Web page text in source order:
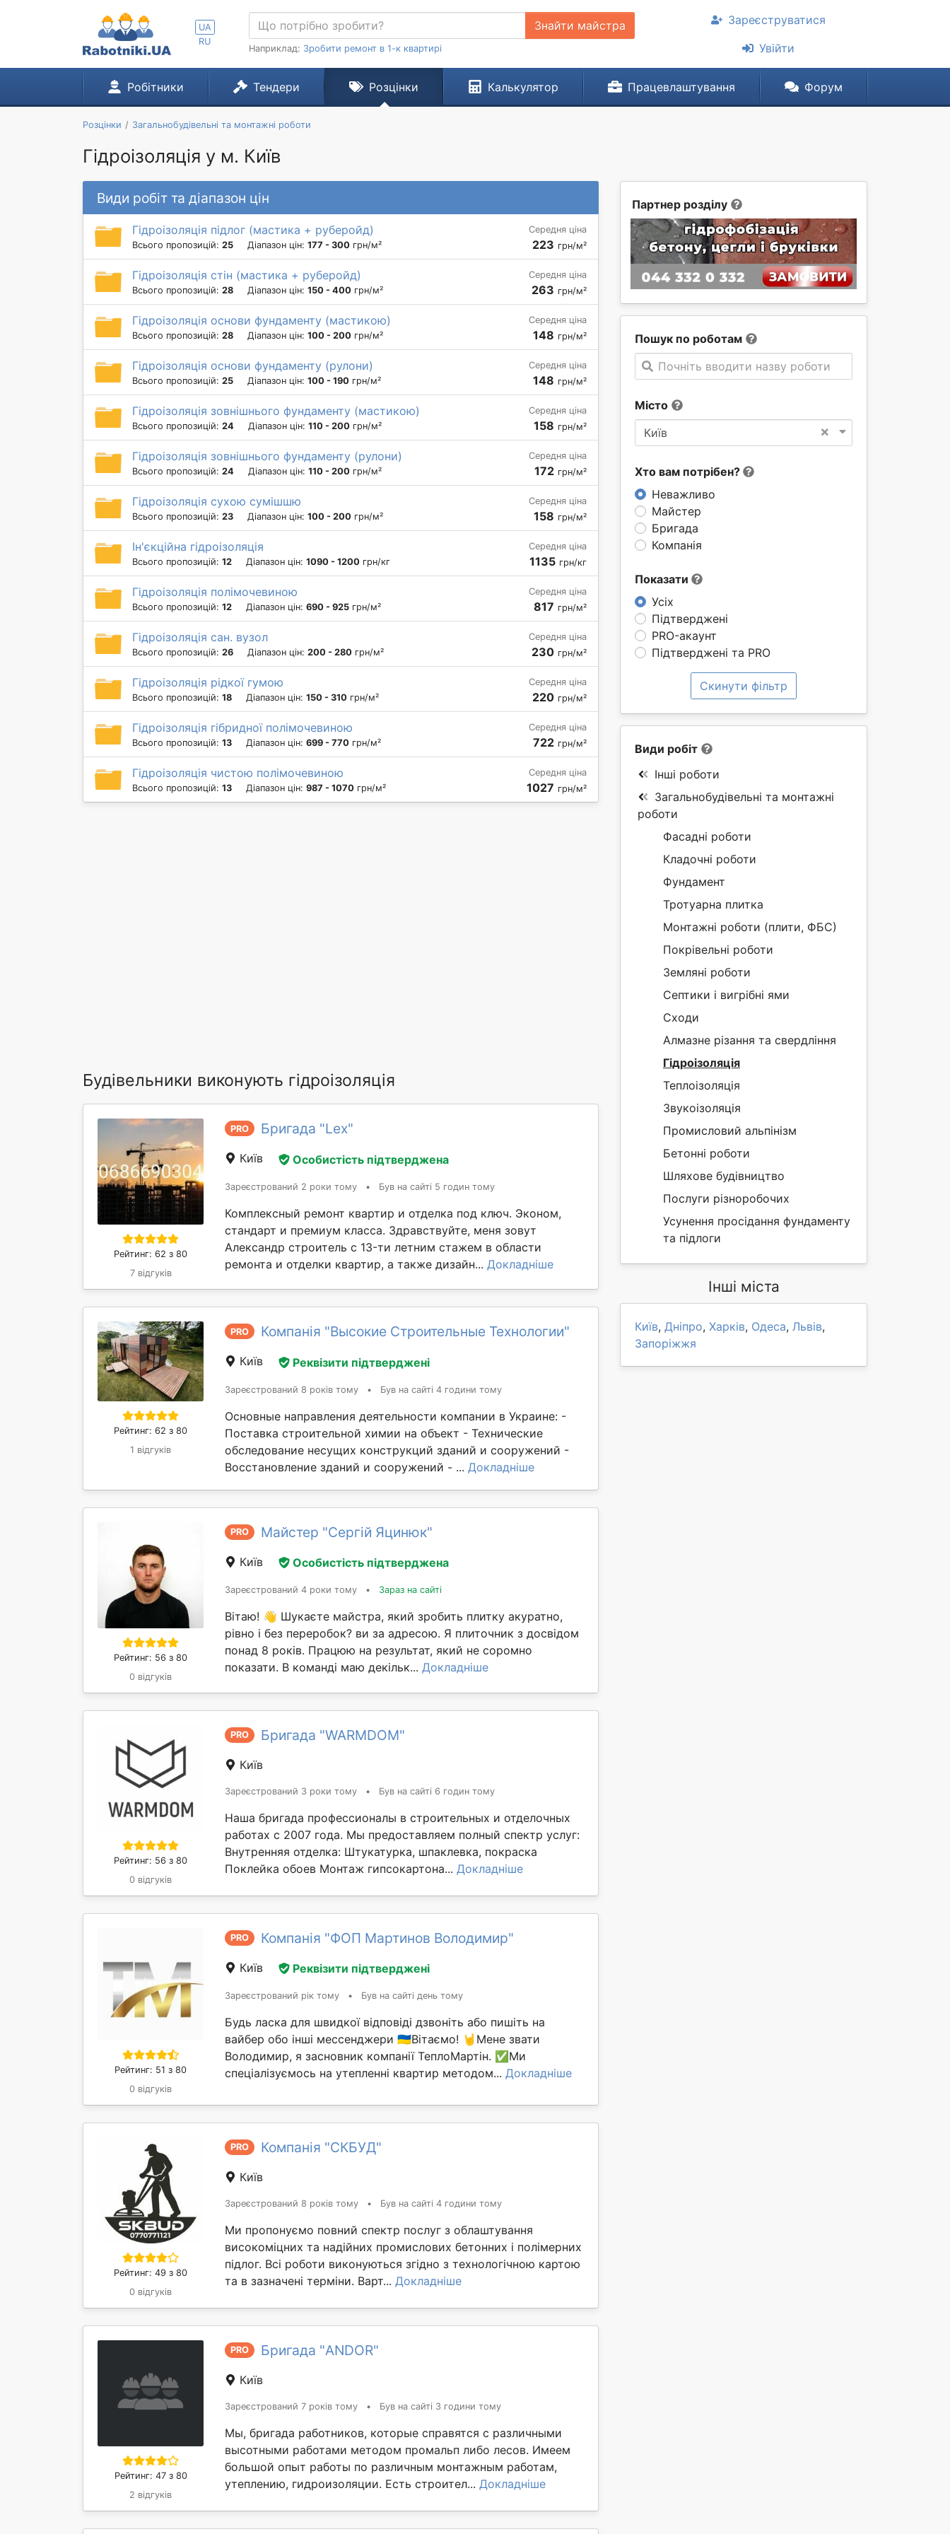
UA
RU
Знайти майстра
Наприклад: Зробити ремонт в 1-к квартирі
Зареєструватися
Увійти
Робітники Тендери Розцінки Калькулятор Працевлаштування Форум
Розцінки Загальнобудівельні та монтажні роботи
Гідроізоляція у м. Київ
Партнер розділу
Пошук по роботам
Почніть вводити назву роботи
Місто
×
Київ
Хто вам потрібен?
Неважливо
Майстер
Бригада
Компанія
Показати
Усіх
Підтверджені
PRO-акаунт
Підтверджені та PRO
Скинути фільтр
Види робіт та діапазон цін
Гідроізоляція підлог (мастика + руберойд)
Всього пропозицій: 25 Діапазон цін: 177 - 300 грн/м²
Середня ціна
223 грн/м²
Гідроізоляція стін (мастика + руберойд)
Всього пропозицій: 28 Діапазон цін: 150 - 400 грн/м²
Середня ціна
263 грн/м²
Гідроізоляція основи фундаменту (мастикою)
Всього пропозицій: 28 Діапазон цін: 100 - 200 грн/м²
Середня ціна
148 грн/м²
Гідроізоляція основи фундаменту (рулони)
Всього пропозицій: 25 Діапазон цін: 100 - 190 грн/м²
Середня ціна
148 грн/м²
Гідроізоляція зовнішнього фундаменту (мастикою)
Всього пропозицій: 24 Діапазон цін: 110 - 200 грн/м²
Середня ціна
158 грн/м²
Гідроізоляція зовнішнього фундаменту (рулони)
Всього пропозицій: 24 Діапазон цін: 110 - 200 грн/м²
Середня ціна
172 грн/м²
Гідроізоляція сухою сумішшю
Всього пропозицій: 23 Діапазон цін: 100 - 200 грн/м²
Середня ціна
158 грн/м²
Ін'єкційна гідроізоляція
Всього пропозицій: 12 Діапазон цін: 1090 - 1200 грн/кг
Середня ціна
1135 грн/кг
Гідроізоляція полімочевиною
Всього пропозицій: 12 Діапазон цін: 690 - 925 грн/м²
Середня ціна
817 грн/м²
Гідроізоляція сан. вузол
Всього пропозицій: 26 Діапазон цін: 200 - 280 грн/м²
Середня ціна
230 грн/м²
Гідроізоляція рідкої гумою
Всього пропозицій: 18 Діапазон цін: 150 - 310 грн/м²
Середня ціна
220 грн/м²
Гідроізоляція гібридної полімочевиною
Всього пропозицій: 13 Діапазон цін: 699 - 770 грн/м²
Середня ціна
722 грн/м²
Гідроізоляція чистою полімочевиною
Всього пропозицій: 13 Діапазон цін: 987 - 1070 грн/м²
Середня ціна
1027 грн/м²
Будівельники виконують гідроізоляція
Рейтинг: 62 з 80
7 відгуків
PRO Бригада "Lex"
Київ Особистість підтверджена
Зареєстрований 2 роки тому • Був на сайті 5 годин тому
Комплексный ремонт квартир и отделка под ключ. Эконом,
стандарт и премиум класса. Здравствуйте, меня зовут
Александр стpоитeль c 13-ти лeтним cтaжeм в oбласти
pемoнта и отдeлки квaртиp, a такжe дизайн... Докладніше
Рейтинг: 62 з 80
1 відгуків
PRO Компанія "Высокие Строительные Технологии"
Київ Реквізити підтверджені
Зареєстрований 8 років тому • Був на сайті 4 години тому
Основные направления деятельности компании в Украине: -
Поставка строительной химии на объект - Технические
обследование несущих конструкций зданий и сооружений -
Восстановление зданий и сооружений - ... Докладніше
Рейтинг: 56 з 80
0 відгуків
PRO Майстер "Сергій Яцинюк"
Київ Особистість підтверджена
Зареєстрований 4 роки тому • Зараз на сайті
Вітаю! 👋 Шукаєте майстра, який зробить плитку акуратно,
рівно і без переробок? ви за адресою. Я плиточник з досвідом
понад 8 років. Працюю на результат, який не соромно
показати. В команді маю декільк... Докладніше
Рейтинг: 56 з 80
0 відгуків
PRO Бригада "WARMDOM"
Київ
Зареєстрований 3 роки тому • Був на сайті 6 годин тому
Наша бригада профессионалы в строительных и отделочных
работах с 2007 года. Мы предоставляем полный спектр услуг:
Внутренняя отделка: Штукатурка, шпаклевка, покраска
Поклейка обоев Монтаж гипсокартона... Докладніше
Рейтинг: 51 з 80
0 відгуків
PRO Компанія "ФОП Мартинов Володимир"
Київ Реквізити підтверджені
Зареєстрований рік тому • Був на сайті день тому
Будь ласка для швидкої відповіді дзвоніть або пишіть на
вайбер обо інші мессенджери 🇺🇦Вітаємо! 🤘Мене звати
Володимир, я засновник компанії ТеплоМартін. ✅Ми
спеціалізуємось на утепленні квартир методом... Докладніше
Рейтинг: 49 з 80
0 відгуків
PRO Компанія "СКБУД"
Київ
Зареєстрований 8 років тому • Був на сайті 4 години тому
Ми пропонуємо повний спектр послуг з облаштування
високоміцних та надійних промислових бетонних і полімерних
підлог. Всі роботи виконуються згідно з технологічною картою
та в зазначені терміни. Варт... Докладніше
Рейтинг: 47 з 80
2 відгуків
PRO Бригада "ANDOR"
Київ
Зареєстрований 7 років тому • Був на сайті 3 години тому
Мы, бригада работников, которые справятся с различными
высотными работами методом промальп либо лесов. Имеем
большой опыт работы по различным монтажным работам,
утеплению, гидроизоляции. Есть строител... Докладніше
Види робіт
Інші роботи
Загальнобудівельні та монтажні
роботи
Фасадні роботи
Кладочні роботи
Фундамент
Тротуарна плитка
Монтажні роботи (плити, ФБС)
Покрівельні роботи
Земляні роботи
Септики і вигрібні ями
Сходи
Алмазне різання та свердління
Гідроізоляція
Теплоізоляція
Звукоізоляція
Промисловий альпінізм
Бетонні роботи
Шляхове будівництво
Послуги різноробочих
Усунення просідання фундаменту
та підлоги
Інші міста
Київ, Дніпро, Харків, Одеса, Львів,
Запоріжжя